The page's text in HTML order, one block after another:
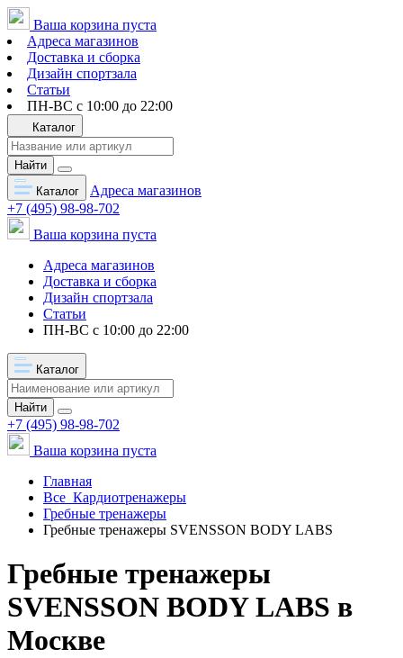
Ваша корзина пуста
Адреса магазинов
Доставка и сборка
Дизайн спортзала
Статьи
ПН-ВС с 10:00 до 22:00
Каталог
Найти
Каталог
Адреса магазинов
+7 (495) 98-98-702
Ваша корзина пуста
Адреса магазинов
Доставка и сборка
Дизайн спортзала
Статьи
ПН-ВС с 10:00 до 22:00
Каталог
Найти
+7 (495) 98-98-702
Ваша корзина пуста
Главная
Все Кардиотренажеры
Гребные тренажеры
Гребные тренажеры SVENSSON BODY LABS
Гребные тренажеры
SVENSSON BODY LABS в
Москве